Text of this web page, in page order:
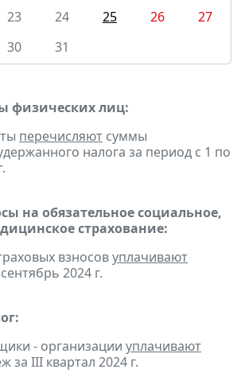
23 24 25 26
27
30 31
физических лиц:
перечисляют суммы
налога за период с 1 по
на обязательное социальное,
страхование:
взносовуплачивают
2024 г.
- организации уплачивают
за III квартал 2024 г.